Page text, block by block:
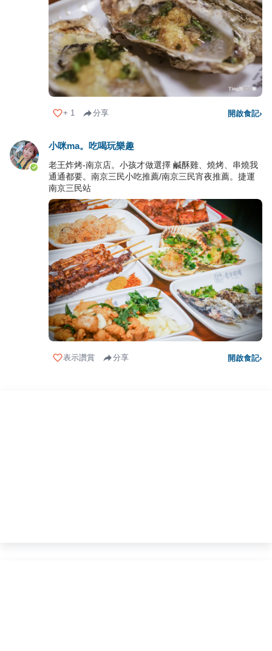
+ 1 分享 開啟食記›
小咪ma。吃喝玩樂趣
老王炸烤-南京店。小孩才做選擇 鹹酥雞、燒烤、串燒我
通通都要。南京三民小吃推薦/南京三民宵夜推薦。捷運
南京三民站
表示讚賞 分享 開啟食記›